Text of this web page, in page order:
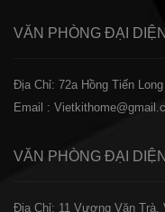
VĂN PHÒNG ĐẠI DIỆN
Địa Chỉ: 72a Hồng Tiến
Email :
VĂN PHÒNG ĐẠI DIỆN
Địa Chỉ: 11 Vương Văn Trà,